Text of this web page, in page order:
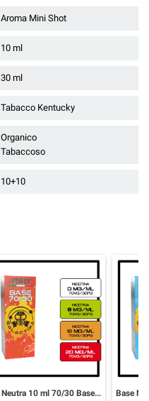
Aroma Mini Shot
10 ml
30 ml
Tabacco Kentucky
Organico
Tabaccoso
10+10
Base Neutra 10 ml 70/30 Basetta Nicotina GALACTIKA